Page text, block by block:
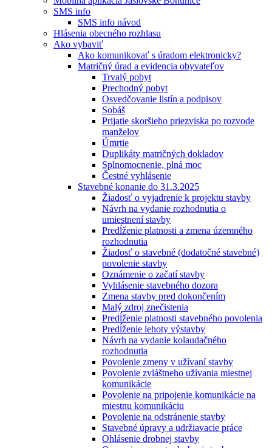
SMS info
SMS info návod
Hlásenia obecného rozhlasu
Ako vybaviť
Ako komunikovať s úradom elektronicky?
Matričný úrad a evidencia obyvateľov
Trvalý pobyt
Prechodný pobyt
Osvedčovanie listín a podpisov
Sobáš
Prijatie skoršieho priezviska po rozvode
manželov
Úmrtie
Duplikáty matričných dokladov
Splnomocnenie, plná moc
Čestné vyhlásenie
Stavebné konanie do 31.3.2025
Žiadosť o vyjadrenie k projektu stavby
Návrh na vydanie rozhodnutia o
umiestnení stavby
Predĺženie platnosti a zmena územného
rozhodnutia
Žiadosť o stavebné (dodatočné stavebné)
povolenie stavby
Oznámenie o začatí stavby
Vyhlásenie stavebného dozora
Zmena stavby pred dokončením
Malý zdroj znečistenia
Predĺženie platnosti stavebného povolenia
Predĺženie lehoty výstavby
Návrh na vydanie kolaudačného
rozhodnutia
Povolenie zmeny v užívaní stavby
Povolenie zvláštneho užívania miestnej
komunikácie
Povolenie na pripojenie komunikácie na
miestnu komunikáciu
Povolenie na odstránenie stavby
Stavebné úpravy a udržiavacie práce
Ohlásenie drobnej stavby